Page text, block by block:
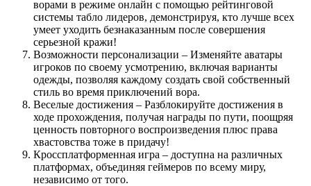
ворами в режиме онлайн с помощью рейтинговой
системы табло лидеров, демонстрируя, кто лучше всех
умеет уходить безнаказанным после совершения
серьезной кражи!
Возможности персонализации – Изменяйте аватары
игроков по своему усмотрению, включая варианты
одежды, позволяя каждому создать свой собственный
стиль во время приключений вора.
Веселые достижения – Разблокируйте достижения в
ходе прохождения, получая награды по пути, поощряя
ценность повторного воспроизведения плюс права
хвастовства тоже в придачу!
Кроссплатформенная игра – доступна на различных
платформах, объединяя геймеров по всему миру,
независимо от того.